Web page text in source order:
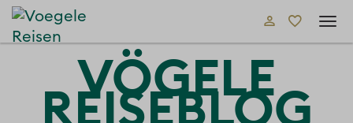
VÖGELE
REISEBLOG